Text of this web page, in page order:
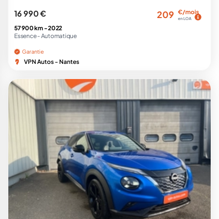
16 990 € 209 €/mois
en LOA
57 900 km -2022
Essence - Automatique
Garantie
VPN Autos - Nantes